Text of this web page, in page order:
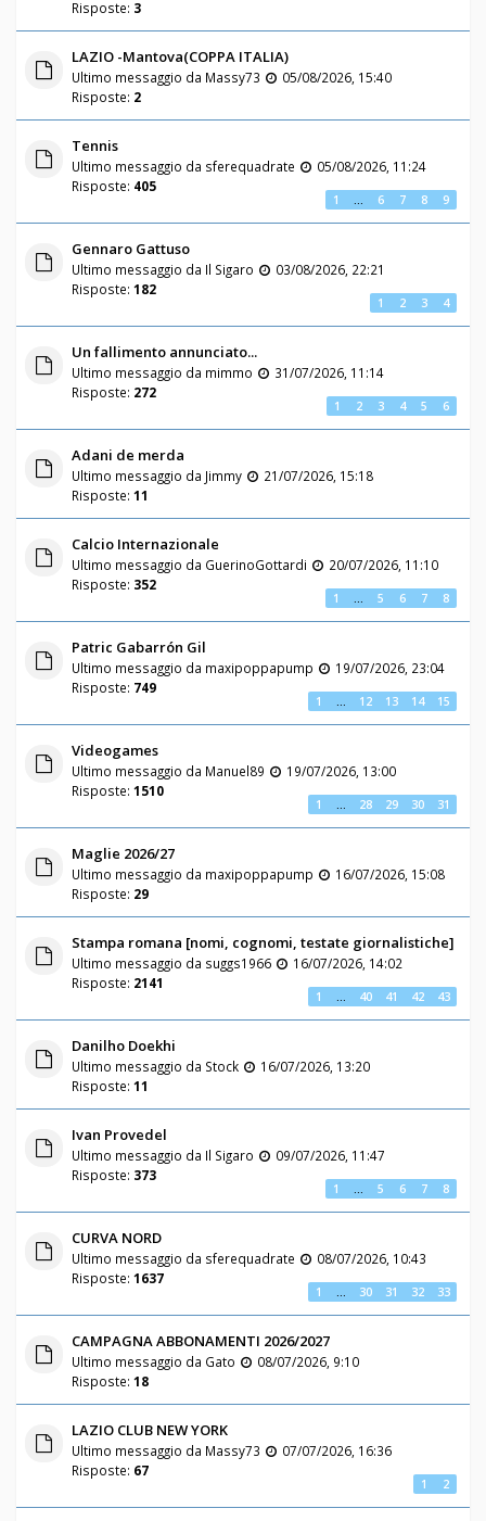
Risposte: 3
LAZIO -Mantova(COPPA ITALIA)
Ultimo messaggio da Massy73
05/08/2026, 15:40
Risposte: 2
Tennis
Ultimo messaggio da sferequadrate
05/08/2026, 11:24
Risposte: 405
1 6 7 8 9
Gennaro Gattuso
Ultimo messaggio da Il Sigaro
03/08/2026, 22:21
Risposte: 182
1 2 3 4
Un fallimento annunciato...
Ultimo messaggio da mimmo
31/07/2026, 11:14
Risposte: 272
1 2 3 4 5 6
Adani de merda
Ultimo messaggio da Jimmy
21/07/2026, 15:18
Risposte: 11
Calcio Internazionale
Ultimo messaggio da GuerinoGottardi
20/07/2026, 11:10
Risposte: 352
1 5 6 7 8
Patric Gabarrón Gil
Ultimo messaggio da maxipoppapump
19/07/2026, 23:04
Risposte: 749
1 12 13 14 15
Videogames
Ultimo messaggio da Manuel89
19/07/2026, 13:00
Risposte: 1510
1 28 29 30 31
Maglie 2026/27
Ultimo messaggio da maxipoppapump
16/07/2026, 15:08
Risposte: 29
Stampa romana [nomi, cognomi, testate giornalistiche]
Ultimo messaggio da suggs1966
16/07/2026, 14:02
Risposte: 2141
1 40 41 42 43
Danilho Doekhi
Ultimo messaggio da Stock
16/07/2026, 13:20
Risposte: 11
Ivan Provedel
Ultimo messaggio da Il Sigaro
09/07/2026, 11:47
Risposte: 373
1 5 6 7 8
CURVA NORD
Ultimo messaggio da sferequadrate
08/07/2026, 10:43
Risposte: 1637
1 30 31 32 33
CAMPAGNA ABBONAMENTI 2026/2027
Ultimo messaggio da Gato
08/07/2026, 9:10
Risposte: 18
LAZIO CLUB NEW YORK
Ultimo messaggio da Massy73
07/07/2026, 16:36
Risposte: 67
1 2